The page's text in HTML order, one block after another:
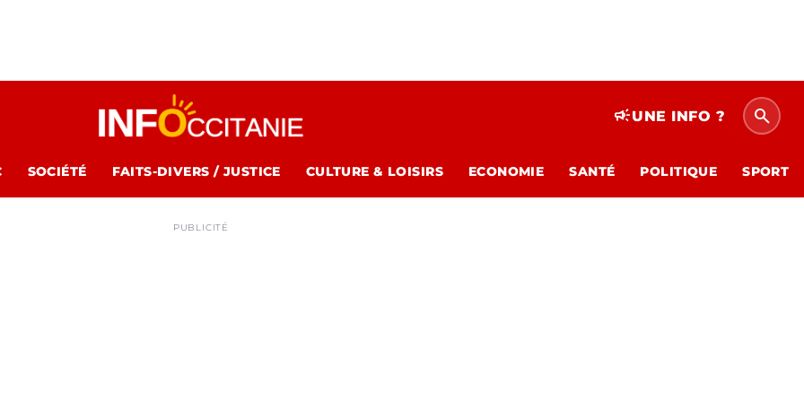
campaignUNE INFO ? search
SOCIÉTÉ FAITS-DIVERS / JUSTICE CULTURE & LOISIRS ECONOMIE SANTÉ POLITIQUE SPORT
PUBLICITÉ